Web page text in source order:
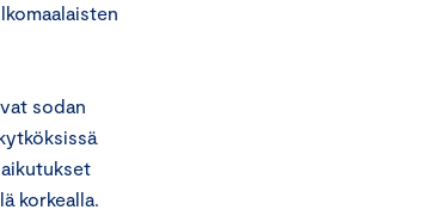
sodan
korkealla.